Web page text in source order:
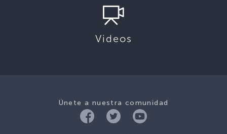
Videos
Únete a nuestra comunidad